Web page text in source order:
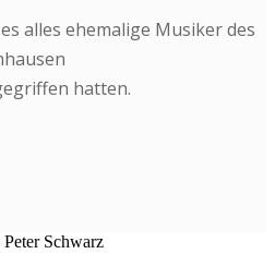
alles ehemalige Musiker des
hatten.
Schwarz